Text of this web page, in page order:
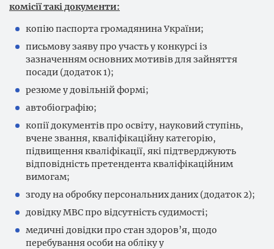
комісії такі документи:
копію паспорта громадянина України;
письмову заяву про участь у конкурсі із
зазначенням основних мотивів для зайняття
посади (додаток 1);
резюме у довільній формі;
автобіографію;
копії документів про освіту, науковий ступінь,
вчене звання, кваліфікаційну категорію,
підвищення кваліфікації, які підтверджують
відповідність претендента кваліфікаційним
вимогам;
згоду на обробку персональних даних (додаток 2);
довідку МВС про відсутність судимості;
медичні довідки про стан здоров’я, щодо
перебування особи на обліку у